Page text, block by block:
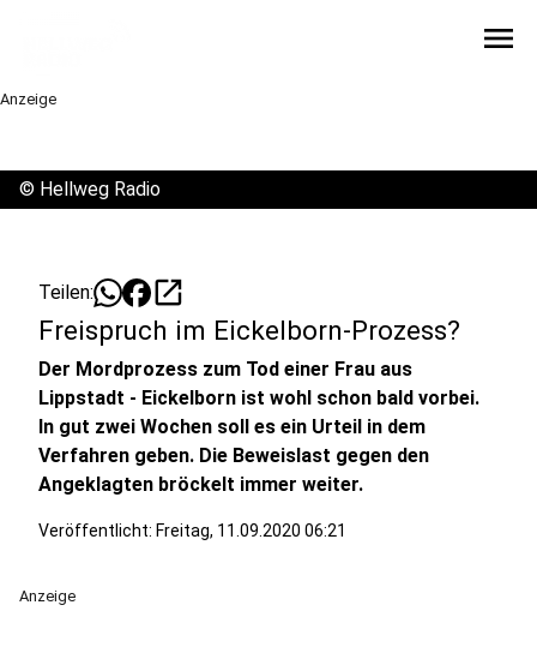
menu
Anzeige
© Hellweg Radio
Teilen: open_in_new
Freispruch im Eickelborn-Prozess?
Der Mordprozess zum Tod einer Frau aus
Lippstadt - Eickelborn ist wohl schon bald vorbei.
In gut zwei Wochen soll es ein Urteil in dem
Verfahren geben. Die Beweislast gegen den
Angeklagten bröckelt immer weiter.
Veröffentlicht: Freitag, 11.09.2020 06:21
Anzeige